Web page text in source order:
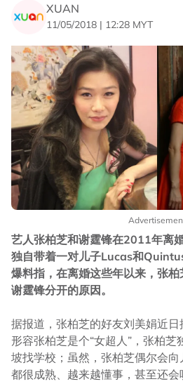
XUAN
11/05/2018 | 12:28 MYT
艺人张柏芝和谢霆锋在2011年离
独自带着一对儿子Lucas和
爆料指，在离婚这些年以来，张
谢霆锋分开的原因。
据报道，张柏芝的好友刘美娟近
形容张柏芝是个“女超人”，张柏
坡找学校；虽然，张柏芝偶尔会
都很成熟、越来越懂事，甚至还会